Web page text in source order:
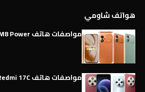
هواتف شاومي
مواصفات هاتف Xiaomi Poco M8 Power كاملة
مواصفات هاتف Xiaomi Redmi 17C كاملة